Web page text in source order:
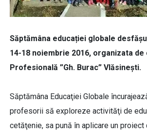
Săptămâna educației globale
14-18 noiembrie 2016, organizata de
Profesională ”Gh. Burac” Vlăsinești.
Săptămâna Educaţiei Globale
profesorii să exploreze activităţi de
cetăţenie, sa pună în aplicare un proiect